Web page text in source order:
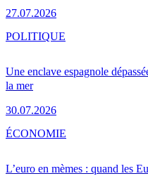
27.07.2026
Une enclave espagnole
la mer
30.07.2026
POLITIQUE
L’euro en mèmes : quand les
ÉCONOMIE